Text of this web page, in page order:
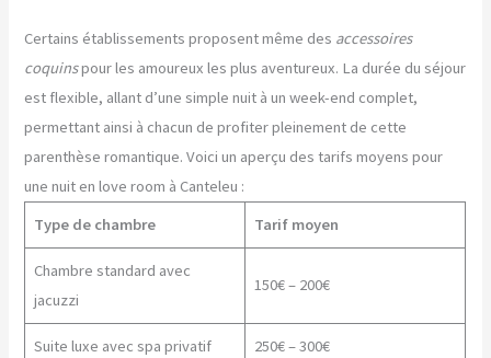
Certains établissements proposent même des accessoires
coquinspour les amoureux les plus aventureux. La durée du séjour
est flexible, allant d’une simple nuit à un week-end complet,
permettant ainsi à chacun de profiter pleinement de cette
parenthèse romantique. Voici un aperçu des tarifs moyens pour
une nuit en love room à Canteleu :
Type de chambre
Tarif moyen
Chambre standard avec
jacuzzi
150€ – 200€
Suite luxe avec spa privatif 250€ – 300€